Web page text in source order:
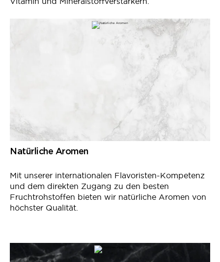
Natürliche Aromen
Mit unserer internationalen Flavoristen-Kompetenz
und dem direkten Zugang zu den besten
Fruchtrohstoffen bieten wir natürliche Aromen von
höchster Qualität.